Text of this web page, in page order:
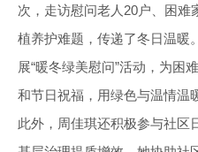
次，走访慰问老人20户、困难
植养护难题，传递了冬日温暖
展“暖冬绿美慰问”活动，为困
和节日祝福，用绿色与温情温
此外，周佳琪还积极参与社区